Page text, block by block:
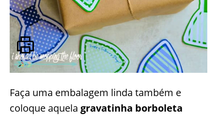
Faça uma embalagem linda também e
coloque aquela gravatinha borboleta